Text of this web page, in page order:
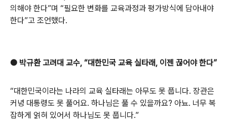
의해야 한다”며 “필요한 변화를 교육과정과 평가방식에 담아내야
한다”고 조언했다.
● 박규환 고려대 교수, “대한민국 교육 실타래, 이젠 끊어야 한다”
“대한민국이라는 나라의 교육 실타래는 아무도 못 풉니다. 장관은
커녕 대통령도 못 풀어요. 하나님은 풀 수 있을까요? 아뇨. 너무 복
잡하게 얽혀 있어서 하나님도 못 풉니다.”